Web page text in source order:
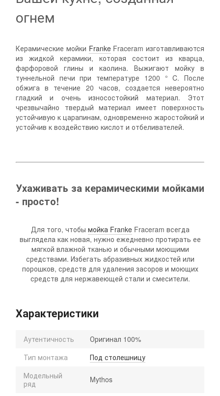
огнем
Керамические мойки FrankeFraceram изготавливаются
из жидкой керамики, которая состоит из кварца,
фарфоровой глины и каолина. Выжигают мойку в
туннельной печи при температуре 1200 ° C. После
обжига в течение 20 часов, создается невероятно
гладкий и очень износостойкий материал. Этот
чрезвычайно твердый материал имеет поверхность
устойчивую к царапинам, одновременно жаростойкий и
устойчив к воздействию кислот и отбеливателей.
Ухаживать за керамическими мойками
- просто!
Для того, чтобы мойка FrankeFraceram всегда
выглядела как новая, нужно ежедневно протирать ее
мягкой влажной тканью и обычными моющими
средствами. Избегать абразивных жидкостей или
порошков, средств для удаления засоров и моющих
средств для нержавеющей стали и смесители.
Характеристики
Аутентичность
Оригинал 100%
Тип монтажа
Под столешницу
Модельный
ряд
Mythos